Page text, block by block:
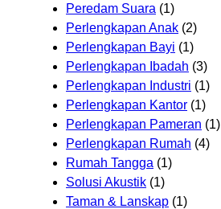
Peredam Suara (1)
Perlengkapan Anak (2)
Perlengkapan Bayi (1)
Perlengkapan Ibadah (3)
Perlengkapan Industri (1)
Perlengkapan Kantor (1)
Perlengkapan Pameran (1)
Perlengkapan Rumah (4)
Rumah Tangga (1)
Solusi Akustik (1)
Taman & Lanskap (1)